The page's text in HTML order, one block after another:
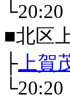
■北区
├ 上賀